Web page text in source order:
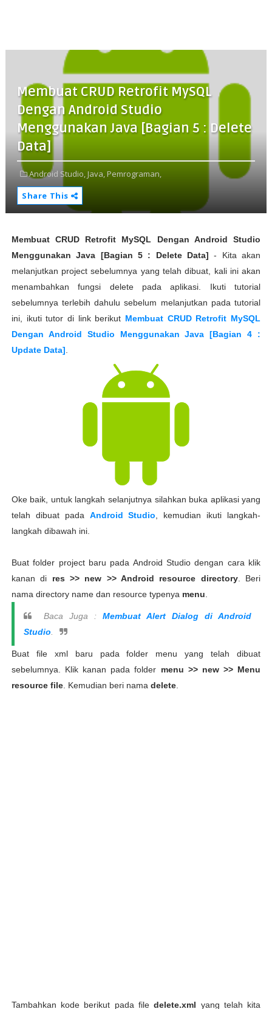
Membuat CRUD Retrofit MySQL
Dengan Android Studio
Menggunakan Java [Bagian 5 : Delete
Data]
Android Studio,Java,Pemrograman,
Share This
Membuat CRUD Retrofit MySQL Dengan Android Studio
Menggunakan Java [Bagian 5 : Delete Data] - Kita akan
melanjutkan project sebelumnya yang telah dibuat, kali ini akan
menambahkan fungsi delete pada aplikasi. Ikuti tutorial
sebelumnya terlebih dahulu sebelum melanjutkan pada tutorial
ini, ikuti tutor di link berikut Membuat CRUD Retrofit MySQL
Dengan Android Studio Menggunakan Java [Bagian 4 :
Update Data]
Oke baik, untuk langkah selanjutnya silahkan buka aplikasi yang
telah dibuat pada Android Studio , kemudian ikuti langkah-
langkah dibawah ini.
Buat folder project baru pada Android Studio dengan cara klik
kanan di res >> new >> Android resource directory. Beri
nama directory name dan resource typenya menu
Baca Juga : Membuat Alert Dialog di Android
Studio
Buat file xml baru pada folder menu yang telah dibuat
sebelumnya. Klik kanan pada folder menu >> new >> Menu
resource file. Kemudian beri nama delete.
Tambahkan kode berikut pada filedelete.xml yang telah kita